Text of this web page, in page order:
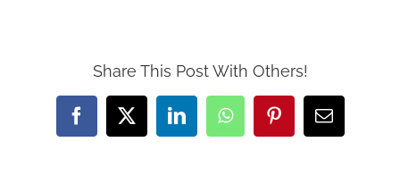
Share This Post With Others!
Facebook
X LinkedInWhatsAppPinterestEmail